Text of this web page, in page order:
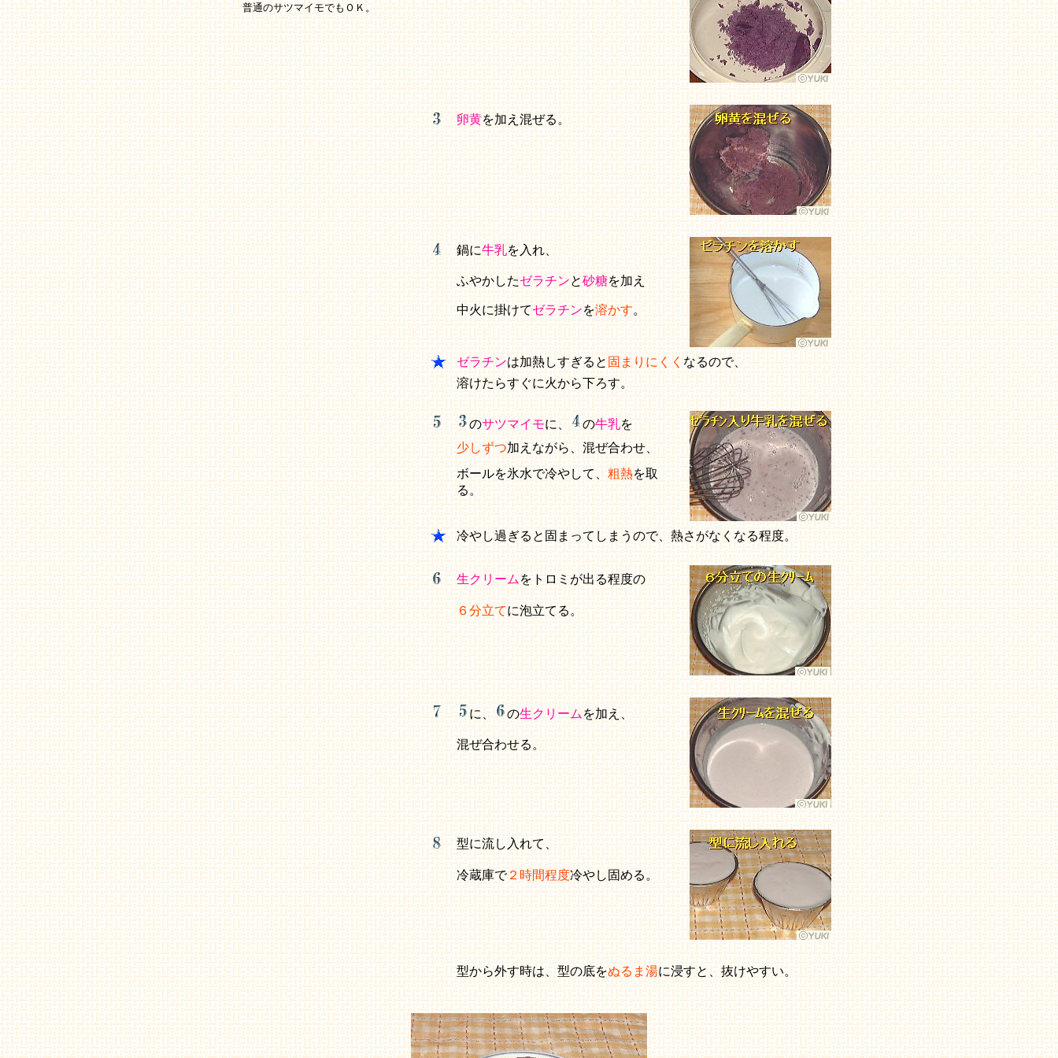
普通のサツマイモでもＯＫ。
卵黄を加え混ぜる。
鍋に牛乳を入れ、
ふやかしたゼラチンと砂糖を加え
中火に掛けてゼラチンを溶かす。
ゼラチンは加熱しすぎると固まりにくくなるので、
溶けたらすぐに火から下ろす。
のサツマイモに、 の牛乳を
少しずつ加えながら、混ぜ合わせ、
ボールを氷水で冷やして、粗熱を取
る。
冷やし過ぎると固まってしまうので、熱さがなくなる程度。
生クリームをトロミが出る程度の
６分立てに泡立てる。
に、 の生クリームを加え、
混ぜ合わせる。
型に流し入れて、
冷蔵庫で２時間程度冷やし固める。
型から外す時は、型の底をぬるま湯に浸すと、抜けやすい。